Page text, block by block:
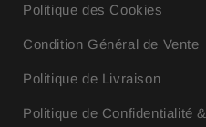
Politique des Cookies
Condition Général de Vente
Politique de Livraison
Politique de Confidentialité